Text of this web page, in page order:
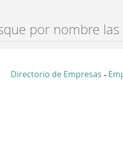
Directorio de Empresas -